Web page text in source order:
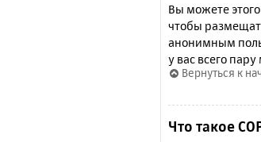
Вы можете
чтобы
анонимным
у вас всего
Вернуться к
Что такое